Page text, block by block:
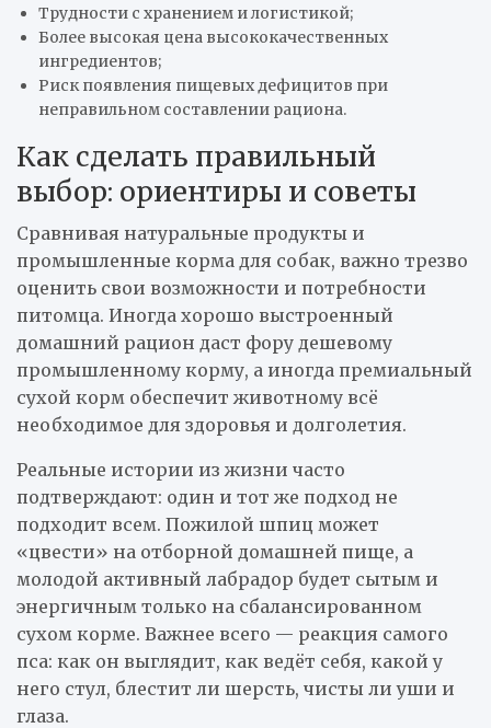
Трудности с хранением и логистикой;
Более высокая цена высококачественных
ингредиентов;
Риск появления пищевых дефицитов при
неправильном составлении рациона.
Как сделать правильный
выбор: ориентиры и советы
Сравнивая натуральные продукты и
промышленные корма для собак, важно трезво
оценить свои возможности и потребности
питомца. Иногда хорошо выстроенный
домашний рацион даст фору дешевому
промышленному корму, а иногда премиальный
сухой корм обеспечит животному всё
необходимое для здоровья и долголетия.
Реальные истории из жизни часто
подтверждают: один и тот же подход не
подходит всем. Пожилой шпиц может
«цвести» на отборной домашней пище, а
молодой активный лабрадор будет сытым и
энергичным только на сбалансированном
сухом корме. Важнее всего — реакция самого
пса: как он выглядит, как ведёт себя, какой у
него стул, блестит ли шерсть, чисты ли уши и
глаза.